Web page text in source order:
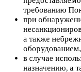
требованию
при
а также
в случае
назначению, а